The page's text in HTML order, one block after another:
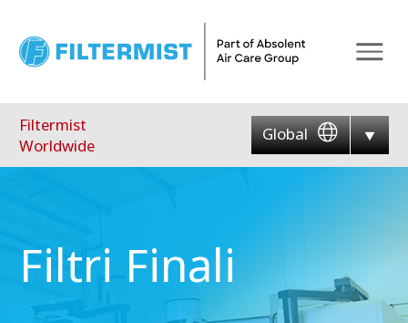
Filtermist
Worldwide
Global
Filtri Finali